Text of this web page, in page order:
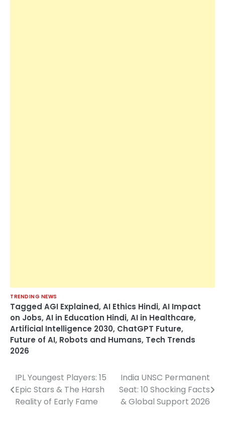
TRENDING NEWS
Tagged AGI Explained, AI Ethics Hindi, AI Impact
on Jobs, AI in Education Hindi, AI in Healthcare,
Artificial Intelligence 2030, ChatGPT Future,
Future of AI, Robots and Humans, Tech Trends
2026
Post
navigation
IPL Youngest Players: 15
Epic Stars & The Harsh
Reality of Early Fame
India UNSC Permanent
Seat: 10 Shocking Facts
& Global Support 2026